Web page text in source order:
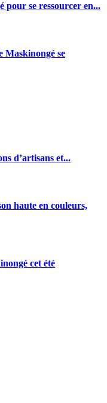
pour se ressourcer en...
Maskinongé se
d’artisans et...
haute en couleurs,
cet été